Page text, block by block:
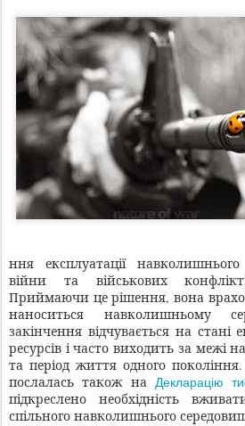
ння експлуатації
війни та військових
Приймаючи це рішення, вона
наноситься навколишньому
закінчення відчувається на стані
ресурсів і часто виходить за межі
та період життя одного
послалась також на Декларацію
підкреслено необхідність
спільного навколишнього